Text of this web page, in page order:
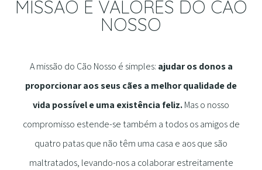
MISSÃO E VALORES DO CÃO
NOSSO
A missão do Cão Nosso é simples: ajudar os donos a
proporcionar aos seus cães a melhor qualidade de
vida possível e uma existência feliz.Mas o nosso
compromisso estende-se também a todos os amigos de
quatro patas que não têm uma casa e aos que são
maltratados, levando-nos a colaborar estreitamente